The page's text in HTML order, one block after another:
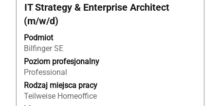
Tytuł
IT Strategy & Enterprise Architect
(m/w/d)
Podmiot
Bilfinger SE
Poziom profesjonalny
Professional
Rodzaj miejsca pracy
Teilweise Homeoffice
Zaznacz
za
pomocą
spacji,
aby
wyświetlić
pełną
treść
danych
oferty